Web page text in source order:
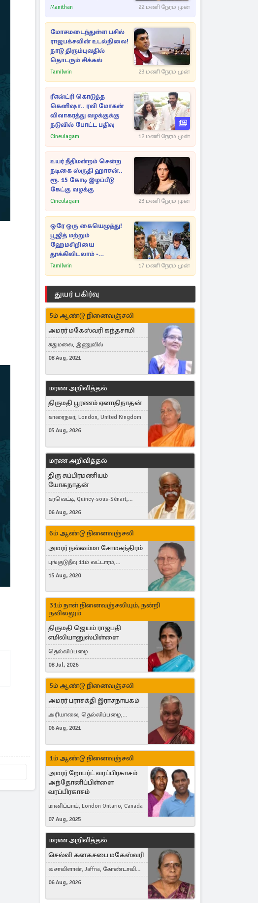
ராசிகள்!
Manithan 22 மணி நேரம் முன்
மோசமடைந்துள்ள பசில்
ராஜபக்சவின் உடல்நிலை!
நாடு திரும்புவதில்
தொடரும் சிக்கல்
Tamilwin 23 மணி நேரம் முன்
ரீஎன்ட்ரி கொடுத்த
கெனிஷா.. ரவி மோகன்
விவாகரத்து வழக்குக்கு
நடுவில் போட்ட பதிவு
Cineulagam 12 மணி நேரம் முன்
உயர் நீதிமன்றம் சென்ற
நடிகை ஸ்ருதி ஹாசன்..
ரூ. 15 கோடி இழப்பீடு
கேட்கு வழக்கு
Cineulagam 23 மணி நேரம் முன்
ஒரே ஒரு கையெழுத்து!
பூஜித் மற்றும்
ஹேமசிறியை
தூக்கிலிடலாம் -
அநுரவுக்குச் சென்ற
Tamilwin 17 மணி நேரம் முன்
துயர் பகிர்வு
5ம் ஆண்டு நினைவஞ்சலி
அமரர் மகேஸ்வரி கந்தசாமி
சுதுமலை, இணுவில்
08 Aug, 2021
மரண அறிவித்தல்
திருமதி பூரணம் ஏனாதிநாதன்
காரைநகர், London, United Kingdom
05 Aug, 2026
மரண அறிவித்தல்
திரு சுப்பிரமணியம்
யோகநாதன்
கரவெட்டி, Quincy-sous-Sénart,
France
06 Aug, 2026
6ம் ஆண்டு நினைவஞ்சலி
அமரர் நல்லம்மா சோமசுந்திரம்
புங்குடுதீவு 11ம் வட்டாரம்,
கொட்டாஞ்சேனை
15 Aug, 2020
31ம் நாள் நினைவஞ்சலியும், நன்றி
நவிலலும்
திருமதி ஜெயம் ராஜபதி
எமிலியானுஸ்பிள்ளை
தெல்லிப்பழை
08 Jul, 2026
5ம் ஆண்டு நினைவஞ்சலி
அமரர் பராசக்தி இராசநாயகம்
அரியாலை, தெல்லிப்பழை,
Montreal, Canada
06 Aug, 2021
1ம் ஆண்டு நினைவஞ்சலி
அமரர் றோபர்ட் வரப்பிரகாசம்
அந்தோனிப்பிள்ளை
வரப்பிரகாசம்
மானிப்பாய், London Ontario, Canada
07 Aug, 2025
மரண அறிவித்தல்
செல்வி கனகசபை மகேஸ்வரி
வசாவிளான், Jaffna, கோண்டாவில்
கிழக்கு
06 Aug, 2026